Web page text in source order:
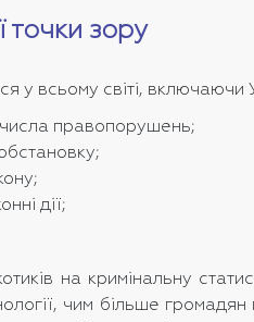
точки зору
у всьому світі, включаючи
числа правопорушень;
дії;
на кримінальну
чим більше